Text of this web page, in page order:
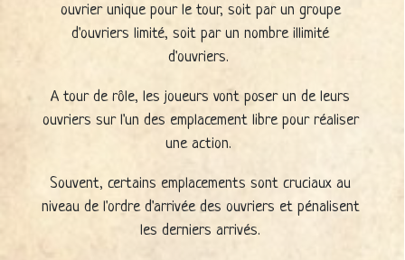
ouvrier unique pour le tour, soit par un groupe
d'ouvriers limité, soit par un nombre illimité
d'ouvriers.
A tour de rôle, les joueurs vont poser un de leurs
ouvriers sur l'un des emplacement libre pour réaliser
une action.
Souvent, certains emplacements sont cruciaux au
niveau de l'ordre d'arrivée des ouvriers et pénalisent
les derniers arrivés.